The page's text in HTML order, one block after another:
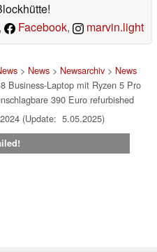
, Facebook, marvin.light
> News> Newsarchiv> News
Business-Laptop mit Ryzen 5 Pro
390 Euro refurbished
(Update: 5.05.2025)